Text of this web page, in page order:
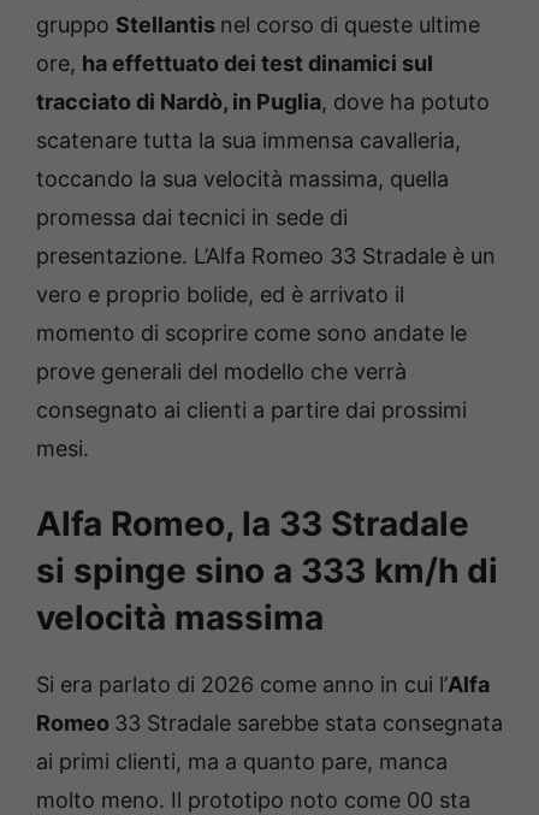
gruppo Stellantis nel corso di queste ultime
ore, ha effettuato dei test dinamici sul
tracciato di Nardò, in Puglia, dove ha potuto
scatenare tutta la sua immensa cavalleria,
toccando la sua velocità massima, quella
promessa dai tecnici in sede di
presentazione. L’Alfa Romeo 33 Stradale è un
vero e proprio bolide, ed è arrivato il
momento di scoprire come sono andate le
prove generali del modello che verrà
consegnato ai clienti a partire dai prossimi
mesi.
Alfa Romeo, la 33 Stradale
si spinge sino a 333 km/h di
velocità massima
Si era parlato di 2026 come anno in cui l’Alfa
Romeo 33 Stradale sarebbe stata consegnata
ai primi clienti, ma a quanto pare, manca
molto meno. Il prototipo noto come 00 sta